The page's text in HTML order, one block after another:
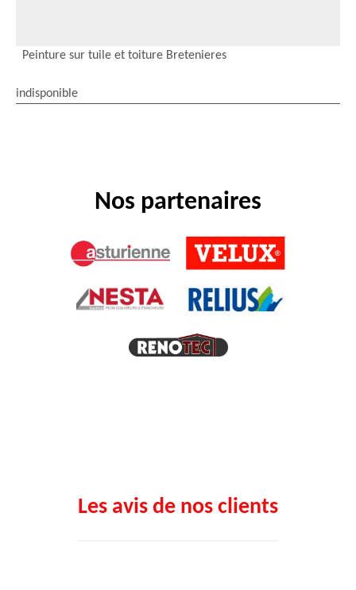
Peinture sur tuile et toiture Bretenieres
indisponible
Nos partenaires
Les avis de nos clients